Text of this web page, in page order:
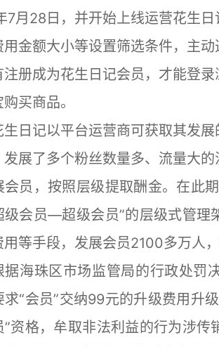
7月28日，并开始上线运营花生日
用金额大小等设置筛选条件，主
注册成为花生日记会员，才能登
买商品。
记以平台运营商可获取其发展
发展了多个粉丝数量多、流量大
会员，按照层级提取酬金。在此
会员—超级会员”的层级式管理
用等手段，发展会员2100多万人
珠区市场监管局的行政处罚
求“会员”交纳99元的升级费用升
”资格，牟取非法利益的行为涉